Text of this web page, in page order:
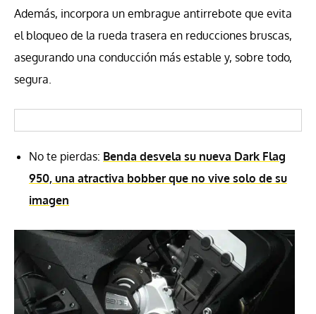
Además, incorpora un embrague antirrebote que evita
el bloqueo de la rueda trasera en reducciones bruscas,
asegurando una conducción más estable y, sobre todo,
segura.
No te pierdas: Benda desvela su nueva Dark Flag
950, una atractiva bobber que no vive solo de su
imagen